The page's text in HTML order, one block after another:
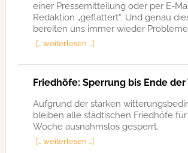
einer Pressemitteilung oder per E-
Redaktion „geflattert“. Und genau
bereiten uns immer wieder
[… weiterlesen …]
Friedhöfe: Sperrung bis Ende
Aufgrund der starken
bleiben alle städtischen Friedhöfe
Woche ausnahmslos gesperrt.
[… weiterlesen …]